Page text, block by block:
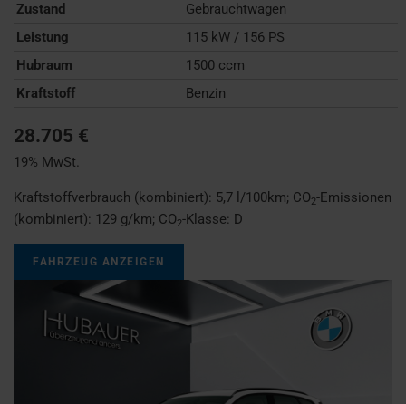
Zustand
Gebrauchtwagen
Leistung
115 kW / 156 PS
Hubraum
1500 ccm
Kraftstoff
Benzin
28.705 €
19% MwSt.
Kraftstoffverbrauch (kombiniert): 5,7 l/100km; CO2-Emissionen
(kombiniert): 129 g/km; CO2-Klasse: D
FAHRZEUG ANZEIGEN